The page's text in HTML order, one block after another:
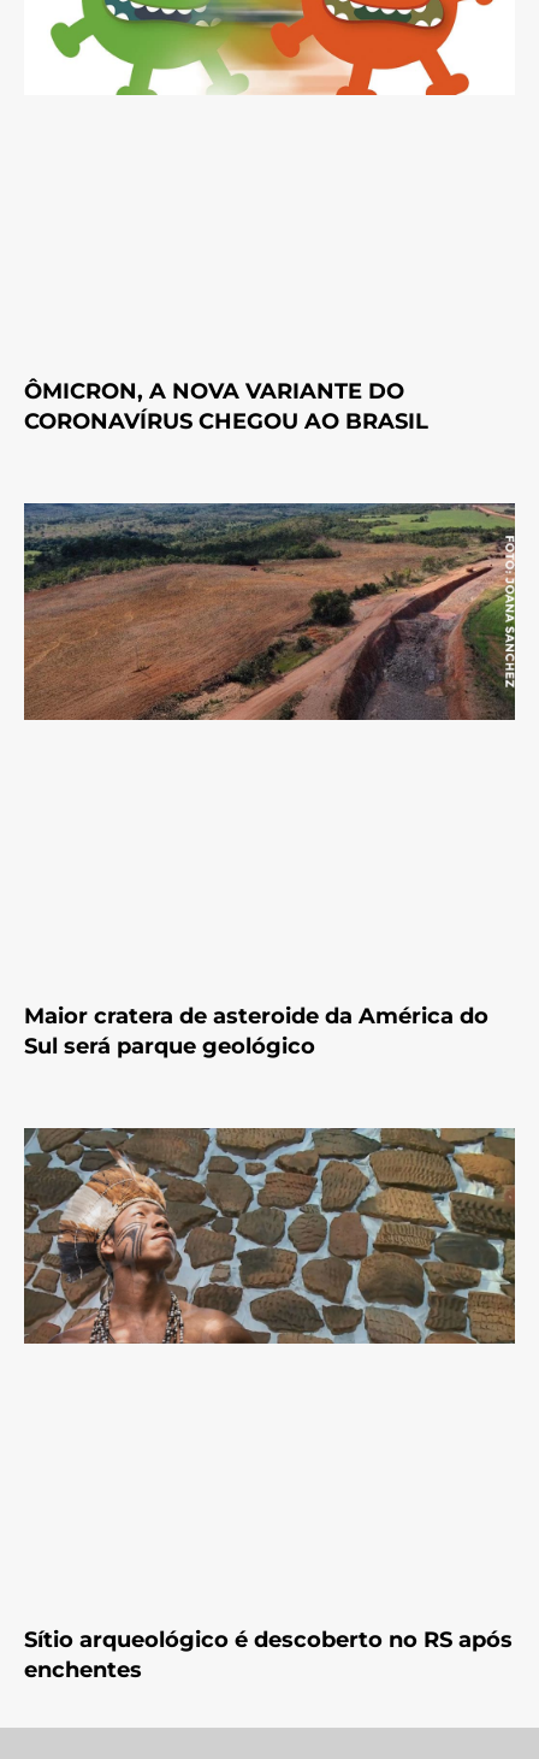
ÔMICRON, A NOVA VARIANTE DO
CORONAVÍRUS CHEGOU AO BRASIL
Maior cratera de asteroide da América do
Sul será parque geológico
Sítio arqueológico é descoberto no RS após
enchentes